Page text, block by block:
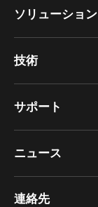
ソリューション
技術
サポート
ニュース
連絡先